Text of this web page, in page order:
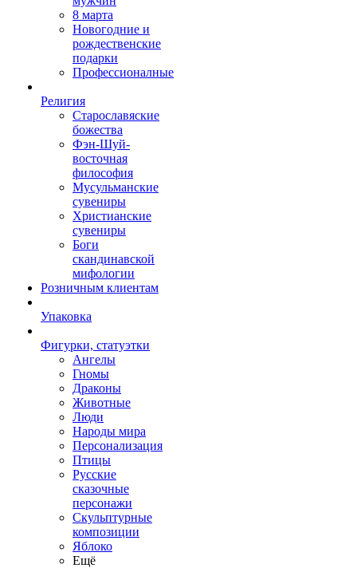
8 марта
Новогодние и
рождественские
подарки
Профессионалные
Религия
Старославяские
божества
Фэн-Шуй-
восточная
философия
Мусульманские
сувениры
Христианские
сувениры
Боги
скандинавской
мифологии
Розничным клиентам
Упаковка
Фигурки, статуэтки
Ангелы
Гномы
Драконы
Животные
Люди
Народы мира
Персонализация
Птицы
Русские
сказочные
персонажи
Скульптурные
композиции
Яблоко
Ещё